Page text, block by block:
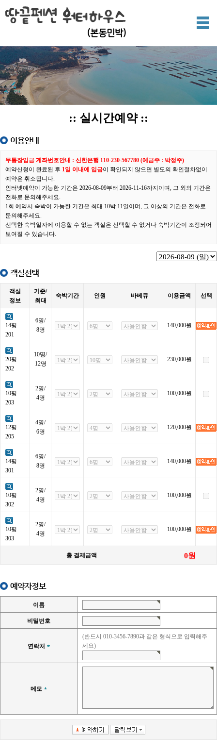
(본동민박)
:: 실시간예약 ::
무통장입금 계좌번호안내 : 신한은행 110-230-567780 (예금주 : 박정주)
예약신청이 완료된 후 1일 이내에 입금이 확인되지 않으면 별도의 확인절차없이
예약은 취소됩니다.
인터넷예약이 가능한 기간은 2026-08-09부터 2026-11-16까지이며, 그 외의 기간은
전화로 문의해주세요.
1회 예약시 숙박이 가능한 기간은 최대 10박 11일이며, 그 이상의 기간은 전화로
문의해주세요.
선택한 숙박일자에 이용할 수 없는 객실은 선택할 수 없거나 숙박기간이 조정되어
보여질 수 있습니다.
객실선택
객실
정보
기준/
최대
숙박기간 인원 바베큐 이용금액 선택
총 결제금액 0원
14평
201
6명/
8명
140,000원
20평
202
10명/
12명
230,000원
10평
203
2명/
4명
100,000원
12평
205
4명/
6명
120,000원
14평
301
6명/
8명
140,000원
10평
302
2명/
4명
100,000원
10평
303
2명/
4명
100,000원
예약자정보
이름
비밀번호
연락처
(반드시 010-3456-7890과 같은 형식으로 입력해주
세요)
메모